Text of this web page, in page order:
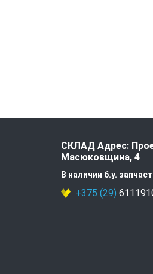
СКЛАД Адрес:
Масюковщина, 4
В наличии б.у.
+375 (29)